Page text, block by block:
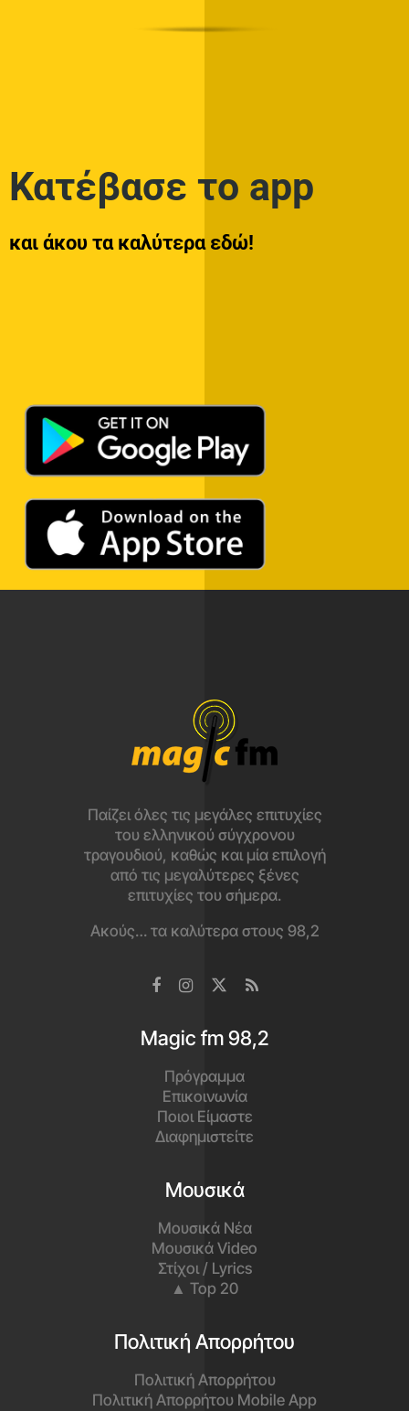
Κατέβασε το app
και άκου τα καλύτερα εδώ!
Παίζει όλες τις μεγάλες επιτυχίες
του ελληνικού σύγχρονου
τραγουδιού, καθώς και μία επιλογή
από τις μεγαλύτερες ξένες
επιτυχίες του σήμερα.
Ακούς… τα καλύτερα στους 98,2
Magic fm 98,2
Πρόγραμμα
Επικοινωνία
Ποιοι Είμαστε
Διαφημιστείτε
Μουσικά
Μουσικά Νέα
Μουσικά Video
Στίχοι / Lyrics
▲ Top 20
Πολιτική Απορρήτου
Πολιτική Απορρήτου
Πολιτική Απορρήτου Mobile App